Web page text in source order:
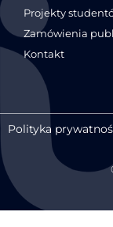
Projekty
Zamówienia
Kontakt
Polityka